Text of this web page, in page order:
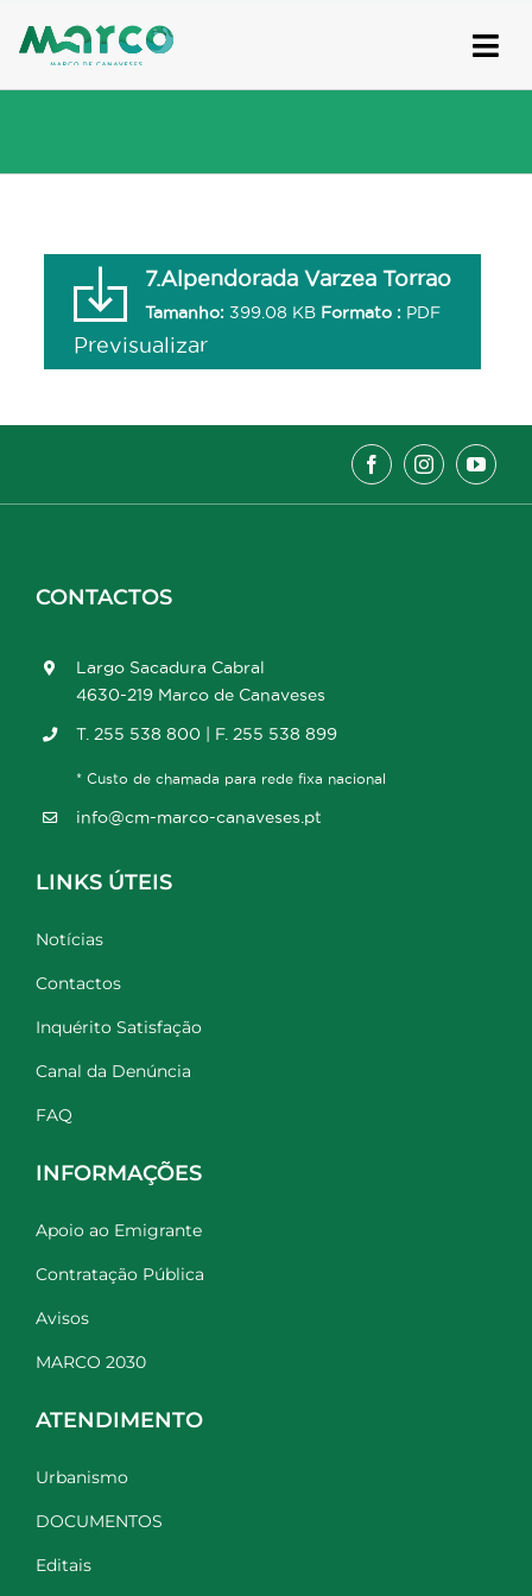
to
7.Alpendorada Varzea Torrao
Tamanho: 399.08 KB Formato : PDF
Previsualizar
CONTACTOS
Largo Sacadura Cabral
4630-219 Marco de Canaveses
T. 255 538 800 | F. 255 538 899
* Custo de chamada para rede fixa nacional
info@cm-marco-canaveses.pt
LINKS ÚTEIS
Notícias
Contactos
Inquérito Satisfação
Canal da Denúncia
FAQ
INFORMAÇÕES
Apoio ao Emigrante
Contratação Pública
Avisos
MARCO 2030
ATENDIMENTO
Urbanismo
DOCUMENTOS
Editais